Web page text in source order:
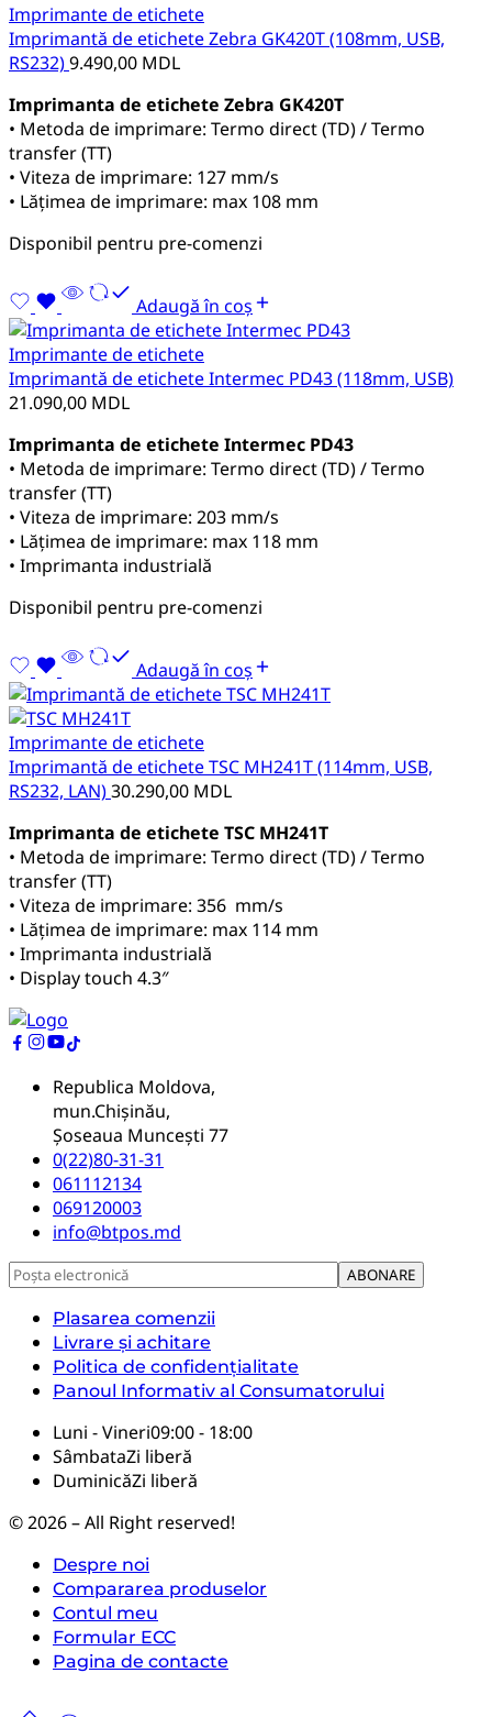
Imprimante de etichete
Imprimantă de etichete Zebra GK420T (108mm, USB,
RS232)9.490,00 MDL
Imprimanta de etichete Zebra GK420T
• Metoda de imprimare: Termo direct (TD) / Termo
transfer (TT)
• Viteza de imprimare: 127 mm/s
• Lățimea de imprimare: max 108 mm
Disponibil pentru pre-comenzi
Adaugă în coș
Imprimante de etichete
Imprimantă de etichete Intermec PD43 (118mm, USB)
21.090,00 MDL
Imprimanta de etichete Intermec PD43
• Metoda de imprimare: Termo direct (TD) / Termo
transfer (TT)
• Viteza de imprimare: 203 mm/s
• Lățimea de imprimare: max 118 mm
• Imprimanta industrială
Disponibil pentru pre-comenzi
Adaugă în coș
Imprimante de etichete
Imprimantă de etichete TSC MH241T (114mm, USB,
RS232, LAN)30.290,00 MDL
Imprimanta de etichete TSC MH241T
• Metoda de imprimare: Termo direct (TD) / Termo
transfer (TT)
• Viteza de imprimare: 356 mm/s
• Lățimea de imprimare: max 114 mm
• Imprimanta industrială
• Display touch 4.3″
Republica Moldova,
mun.Chișinău,
Șoseaua Muncești 77
0(22)80-31-31
061112134
069120003
info@btpos.md
Plasarea comenzii
Livrare și achitare
Politica de confidențialitate
Panoul Informativ al Consumatorului
Luni - Vineri09:00 - 18:00
SâmbataZi liberă
DuminicăZi liberă
© 2026 – All Right reserved!
Despre noi
Compararea produselor
Contul meu
Formular ECC
Pagina de contacte